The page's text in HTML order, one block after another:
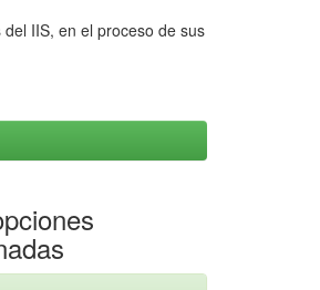
IIS, en el proceso de sus